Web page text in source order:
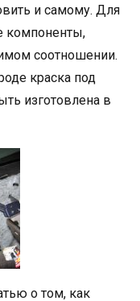
и самому. Для
компоненты,
соотношении.
краска под
изготовлена в
о том, как